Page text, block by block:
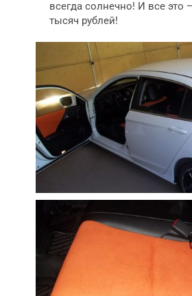
всегда солнечно! И все это
тысяч рублей!